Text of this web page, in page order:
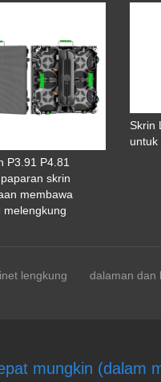
P3.91 P4.81
skrin
membawa
melengkung
Skrin
untuk
lengkung dalaman dan
mungkin (dalam